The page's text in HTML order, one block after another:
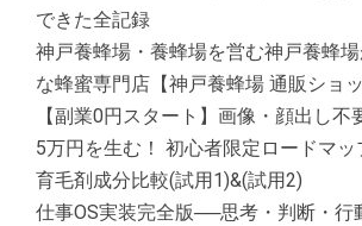
できた全記録
神戸養蜂場・養蜂場を営む神戸養蜂
な蜂蜜専門店【神戸養蜂場 通販ショッ
【副業0円スタート】画像・顔出し不
5万円を生む！ 初心者限定ロードマッ
育毛剤成分比較(試用1)&(試用2)
仕事OS実装完全版──思考・判断・行